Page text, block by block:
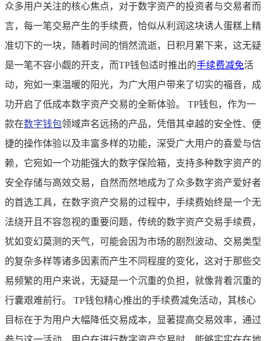
众多用户关注的核心焦点，对于数字资产的投资者与交易者而
言，每一笔交易产生的手续费，恰似从利润这块诱人蛋糕上精
准切下的一块，随着时间的悄然流逝，日积月累下来，这无疑
是一笔不容小觑的开支，而TP钱包适时推出的手续费减免活
动，宛如一束温暖的阳光，为广大用户带来了切实的福音，成
功开启了低成本数字资产交易的全新体验。 TP钱包，作为一
款在数字钱包领域声名远扬的产品，凭借其卓越的安全性、便
捷的操作体验以及丰富多样的功能，深受广大用户的喜爱与信
赖，它宛如一个功能强大的数字保险箱，支持多种数字资产的
安全存储与高效交易，自然而然地成为了众多数字资产爱好者
的首选工具，在数字资产交易的过程中，手续费始终是一个无
法绕开且不容忽视的重要问题，传统的数字资产交易手续费，
犹如变幻莫测的天气，可能会因为市场的剧烈波动、交易类型
的复杂多样等诸多因素而产生不同程度的变化，这对于那些交
易频繁的用户来说，无疑是一个沉重的负担，就像背着沉重的
行囊艰难前行。 TP钱包精心推出的手续费减免活动，其核心
目标在于为用户大幅降低交易成本，显著提高交易效率，通过